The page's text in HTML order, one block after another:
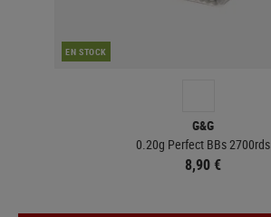
EN STOCK
G&G
0.20g Perfect BBs 2700rds
8,90 €